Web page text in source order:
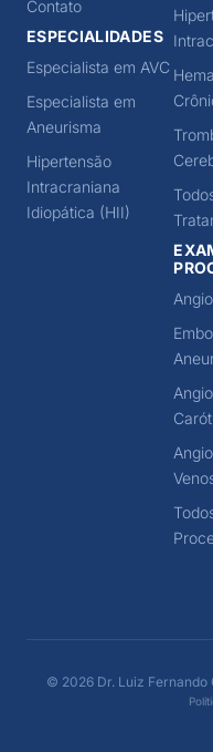
Contato
ESPECIALIDADES
Especialista em AVC
Especialista em
Aneurisma
Hipertensão
Intracraniana
Idiopática (HII)
© 2026 Dr. Luiz Fernando